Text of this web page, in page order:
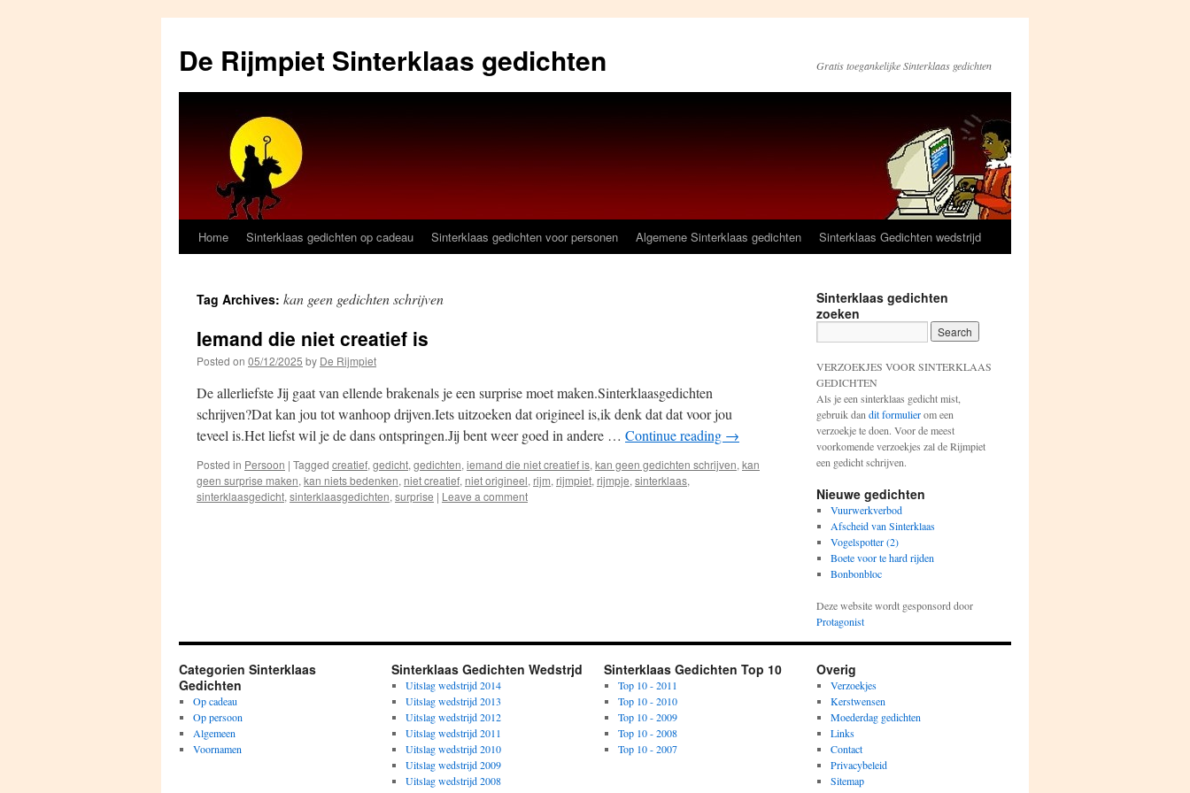
content
De Rijmpiet Sinterklaas gedichten Gratis toegankelijke Sinterklaas gedichten
Home Sinterklaas gedichten op cadeau Sinterklaas gedichten voor personen Algemene Sinterklaas gedichten Sinterklaas Gedichten wedstrijd
Tag Archives: kan geen gedichten schrijven
Iemand die niet creatief is
Posted on 05/12/2025 by De Rijmpiet
De allerliefste Jij gaat van ellende brakenals je een surprise moet maken.Sinterklaasgedichten
schrijven?Dat kan jou tot wanhoop drijven.Iets uitzoeken dat origineel is,ik denk dat dat voor jou
teveel is.Het liefst wil je de dans ontspringen.Jij bent weer goed in andere … Continue reading →
Posted in Persoon | Tagged creatief, gedicht, gedichten, iemand die niet creatief is, kan geen gedichten schrijven, kan
geen surprise maken, kan niets bedenken, niet creatief, niet origineel, rijm, rijmpiet, rijmpje, sinterklaas,
sinterklaasgedicht, sinterklaasgedichten, surprise | Leave a comment
Sinterklaas gedichten
zoeken
VERZOEKJES VOOR SINTERKLAAS
GEDICHTEN
Als je een sinterklaas gedicht mist,
gebruik dan dit formulierom een
verzoekje te doen. Voor de meest
voorkomende verzoekjes zal de Rijmpiet
een gedicht schrijven.
Nieuwe gedichten
Vuurwerkverbod
Afscheid van Sinterklaas
Vogelspotter (2)
Boete voor te hard rijden
Bonbonbloc
Deze website wordt gesponsord door
Protagonist
Categorien Sinterklaas
Gedichten
Op cadeau
Op persoon
Algemeen
Voornamen
Sinterklaas Gedichten Wedstrjd
Uitslag wedstrijd 2014
Uitslag wedstrijd 2013
Uitslag wedstrijd 2012
Uitslag wedstrijd 2011
Uitslag wedstrijd 2010
Uitslag wedstrijd 2009
Uitslag wedstrijd 2008
Sinterklaas Gedichten Top 10
Top 10 - 2011
Top 10 - 2010
Top 10 - 2009
Top 10 - 2008
Top 10 - 2007
Overig
Verzoekjes
Kerstwensen
Moederdag gedichten
Links
Contact
Privacybeleid
Sitemap